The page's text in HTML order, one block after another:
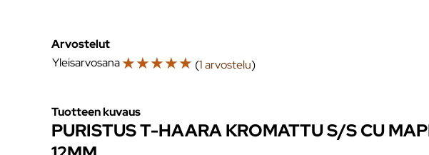
Arvostelut
Yleisarvosana☆☆☆☆☆ (1 arvostelu)
Tuotteen kuvaus
PURISTUS T-HAARA KROMATTU S/S CU